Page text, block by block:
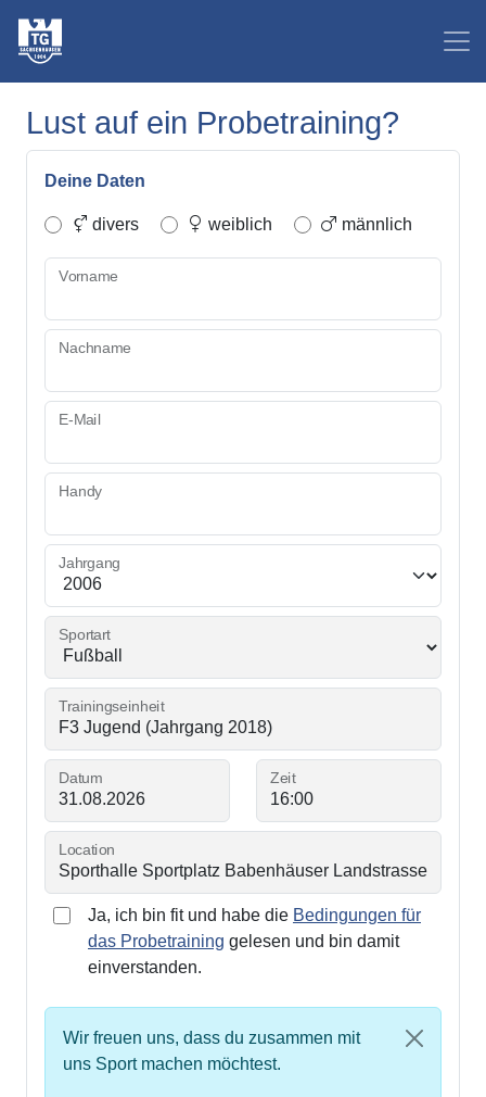
Lust auf ein Probetraining?
Deine Daten
divers weiblich männlich
Vorname
Nachname
E-Mail
Handy
Jahrgang
Sportart
Trainingseinheit
Datum Zeit
Location
Ja, ich bin fit und habe die Bedingungen für
das Probetraining gelesen und bin damit
einverstanden.
Wir freuen uns, dass du zusammen mit
uns Sport machen möchtest.